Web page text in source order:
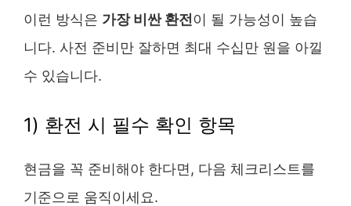
이런 방식은 가장 비싼 환전이 될 가능성이 높습
니다. 사전 준비만 잘하면 최대 수십만 원을 아낄
수 있습니다.
1) 환전 시 필수 확인 항목
현금을 꼭 준비해야 한다면, 다음 체크리스트를
기준으로 움직이세요.